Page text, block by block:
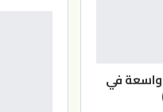
واسعة في